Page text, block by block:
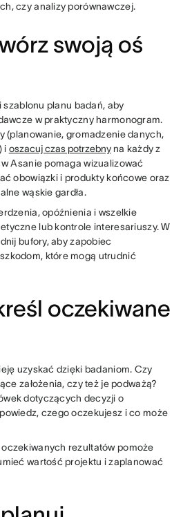
czy analizy porównawczej.
swoją oś
planu badań, aby
w praktyczny harmonogram.
(planowanie, gromadzenie danych,
i oszacuj czas potrzebnyna każdy z
Asanie pomaga wizualizować
obowiązki i produkty końcowe oraz
wąskie gardła.
opóźnienia i wszelkie
lub kontrole interesariuszy. W
bufory, aby zapobiec
które mogą utrudnić
oczekiwane
uzyskać dzięki badaniom. Czy
założenia, czy też je podważą?
dotyczących decyzji o
czego oczekujesz i co może
rezultatów pomoże
wartość projektu i zaplanować